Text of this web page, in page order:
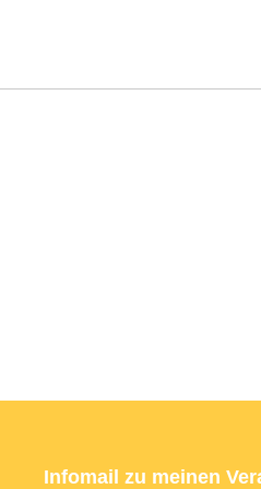
Infomail zu meinen